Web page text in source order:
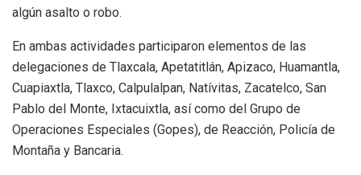
algún asalto o robo.
En ambas actividades participaron elementos de las
delegaciones de Tlaxcala, Apetatitlán, Apizaco, Huamantla,
Cuapiaxtla, Tlaxco, Calpulalpan, Natívitas, Zacatelco, San
Pablo del Monte, Ixtacuixtla, así como del Grupo de
Operaciones Especiales (Gopes), de Reacción, Policía de
Montaña y Bancaria.